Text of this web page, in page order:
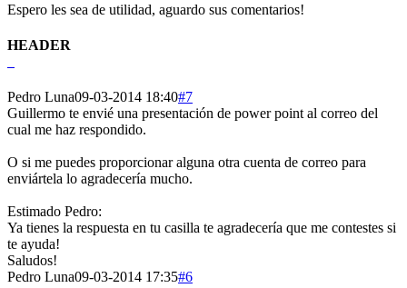
Espero les sea de utilidad, aguardo sus comentarios!
HEADER
Pedro Luna09-03-2014 18:40#7
Guillermo te envié una presentación de power point al correo del
cual me haz respondido.
O si me puedes proporcionar alguna otra cuenta de correo para
enviártela lo agradecería mucho.
Estimado Pedro:
Ya tienes la respuesta en tu casilla te agradecería que me contestes si
te ayuda!
Saludos!
Pedro Luna09-03-2014 17:35#6